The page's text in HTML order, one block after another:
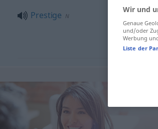
Prestige N
Wir und
Genaue
und/oder
Werbung
Liste der